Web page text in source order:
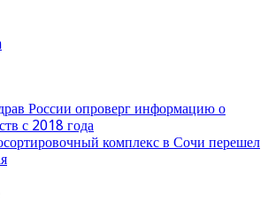
России опроверг информацию о
с 2018 года
комплекс в Сочи перешел